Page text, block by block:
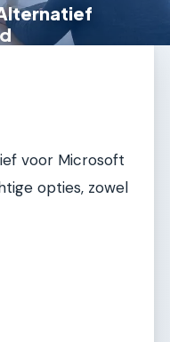
voor Microsoft
opties, zowel